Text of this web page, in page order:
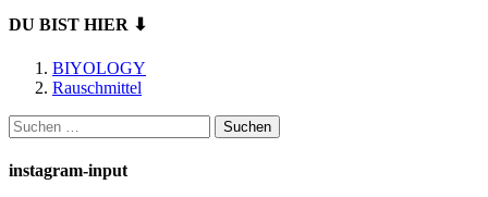
DU BIST HIER ⬇
BIYOLOGY
Rauschmittel
Suchen
nach:
instagram-input